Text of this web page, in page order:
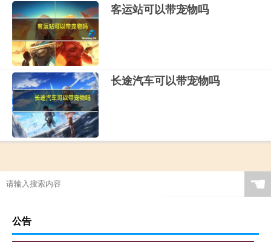
客运站可以带宠物吗
长途汽车可以带宠物吗
☚
公告